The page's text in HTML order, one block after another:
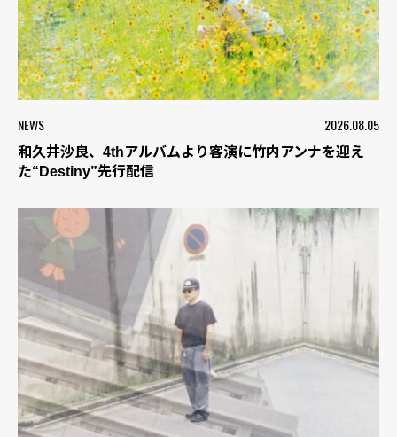
NEWS 2026.08.05
和久井沙良、4thアルバムより客演に竹内アンナを迎え
た“Destiny”先行配信